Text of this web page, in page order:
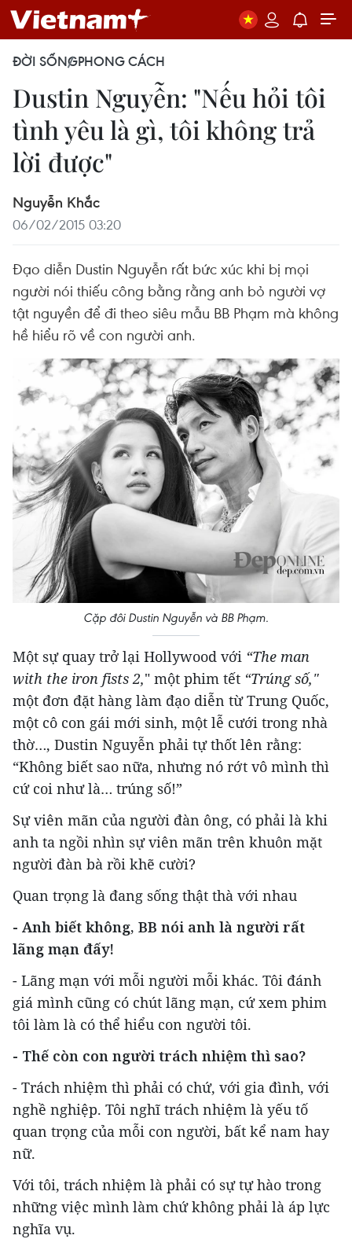
ĐỜI SỐNGPHONG CÁCH
Dustin Nguyễn: "Nếu hỏi tôi
tình yêu là gì, tôi không trả
lời được"
Nguyễn Khắc
06/02/2015 03:20
Đạo diễn Dustin Nguyễn rất bức xúc khi bị mọi
người nói thiếu công bằng rằng anh bỏ người vợ
tật nguyền để đi theo siêu mẫu BB Phạm mà không
hề hiểu rõ về con người anh.
Cặp đôi Dustin Nguyễn và BB Phạm.
Một sự quay trở lại Hollywood với “The man
with the iron fists 2," một phim tết “Trúng số,"
một đơn đặt hàng làm đạo diễn từ Trung Quốc,
một cô con gái mới sinh, một lễ cưới trong nhà
thờ…, Dustin Nguyễn phải tự thốt lên rằng:
“Không biết sao nữa, nhưng nó rớt vô mình thì
cứ coi như là… trúng số!”
Sự viên mãn của người đàn ông, có phải là khi
anh ta ngồi nhìn sự viên mãn trên khuôn mặt
người đàn bà rồi khẽ cười?
Quan trọng là đang sống thật thà với nhau
- Anh biết không, BB nói anh là người rất
lãng mạn đấy!
- Lãng mạn với mỗi người mỗi khác. Tôi đánh
giá mình cũng có chút lãng mạn, cứ xem phim
tôi làm là có thể hiểu con người tôi.
- Thế còn con người trách nhiệm thì sao?
- Trách nhiệm thì phải có chứ, với gia đình, với
nghề nghiệp. Tôi nghĩ trách nhiệm là yếu tố
quan trọng của mỗi con người, bất kể nam hay
nữ.
Với tôi, trách nhiệm là phải có sự tự hào trong
những việc mình làm chứ không phải là áp lực
nghĩa vụ.